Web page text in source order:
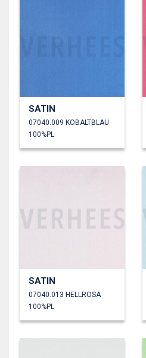
SATIN
07040.009 KOBALTBLAU
100%PL
SATIN
07040.013 HELLROSA
100%PL